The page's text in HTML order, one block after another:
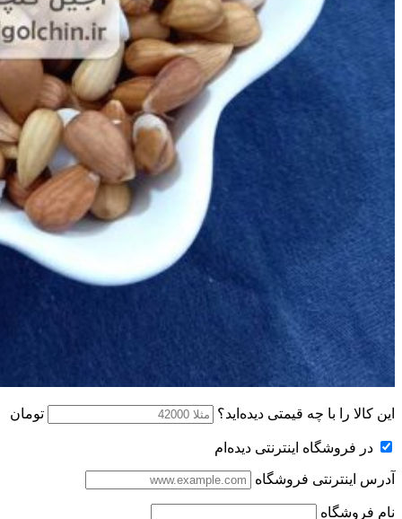
این کالا را با چه قیمتی دیده‌اید؟ تومان
در فروشگاه اینترنتی دیده‌ام
آدرس اینترنتی فروشگاه
نام فروشگاه